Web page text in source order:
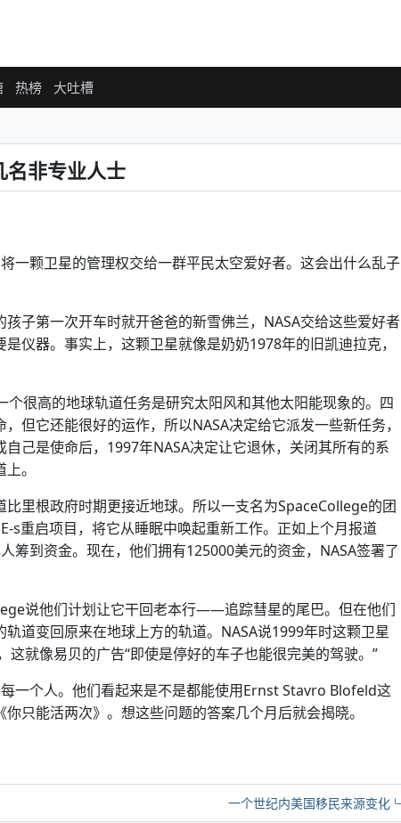
热榜 大吐槽
名非专业人士
一颗卫星的管理权交给一群平民太空爱好者。这会出什么乱子
子第一次开车时就开爸爸的新雪佛兰，NASA交给这些爱好者
仪器。事实上，这颗卫星就像是奶奶1978年的旧凯迪拉克，
个很高的地球轨道任务是研究太阳风和其他太阳能现象的。四
但它还能很好的运作，所以NASA决定给它派发一些新任务，
己是使命后，1997年NASA决定让它退休，关闭其所有的系
。
比里根政府时期更接近地球。所以一支名为SpaceCollege的团
s重启项目，将它从睡眠中唤起重新工作。正如上个月报道
筹到资金。现在，他们拥有125000美元的资金，NASA签署了
说他们计划让它干回老本行——追踪彗星的尾巴。但在他们
道变回原来在地球上方的轨道。NASA说1999年时这颗卫星
就像易贝的广告“即使是停好的车子也能很完美的驾驶。”
一个人。他们看起来是不是都能使用Ernst Stavro Blofeld这
只能活两次》。想这些问题的答案几个月后就会揭晓。
一个世纪内美国移民来源变化